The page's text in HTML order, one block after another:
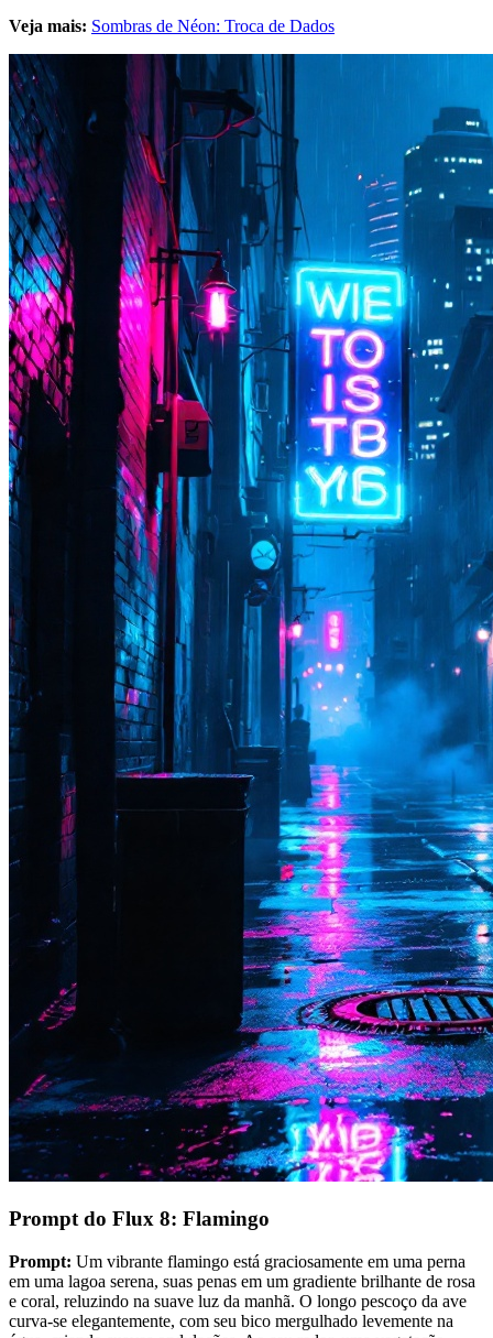
Veja mais: Sombras de Néon: Troca de Dados
Prompt do Flux 8: Flamingo
Prompt: Um vibrante flamingo está graciosamente em uma perna
em uma lagoa serena, suas penas em um gradiente brilhante de rosa
e coral, reluzindo na suave luz da manhã. O longo pescoço da ave
curva-se elegantemente, com seu bico mergulhado levemente na